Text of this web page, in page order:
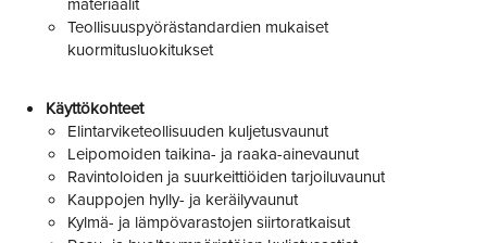
Teollisuuspyörästandardien mukaiset
kuormitusluokitukset
Käyttökohteet
Elintarviketeollisuuden kuljetusvaunut
Leipomoiden taikina- ja raaka-ainevaunut
Ravintoloiden ja suurkeittiöiden tarjoiluvaunut
Kauppojen hylly- ja keräilyvaunut
Kylmä- ja lämpövarastojen siirtoratkaisut